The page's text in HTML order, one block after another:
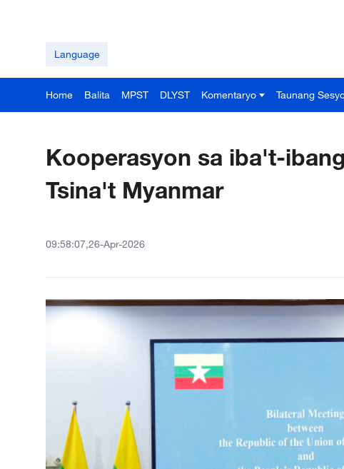
Language
Home Balita MPST DLYST Komentaryo Taunang
Kooperasyon sa iba't-
Tsina't Myanmar
09:58:07,26-Apr-2026